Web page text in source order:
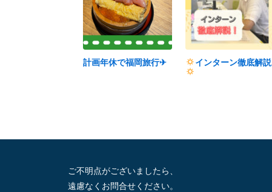
計画年休で福岡旅行✈ インターン徹底解説
ご不明点がございましたら、
遠慮なくお問合せください。